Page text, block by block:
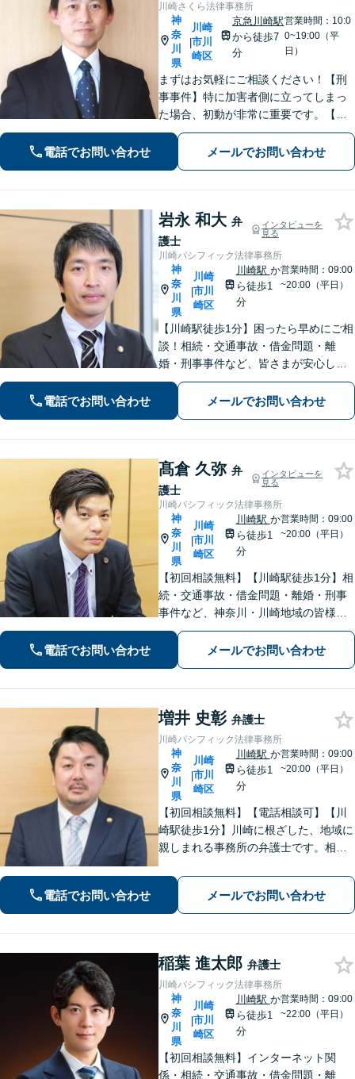
川崎さくら法律事務所
神
奈
川
県
|
川崎
市川
崎区
京急川崎駅
から徒歩7
分
営業時間：10:0
0~19:00（平
日）
まずはお気軽にご相談ください！【刑
事事件】特に加害者側に立ってしまっ
た場合、初動が非常に重要です。【借
金・債務整理】あなたに最適な債務整
理をご提案します。【離婚問題】協
議・調停、不貞慰謝料、財産分与、養
電話でお問い合わせ メールでお問い合わせ
岩永 和大 弁
護士
インタビューを
見る
川崎パシフィック法律事務所
神
奈
川
県
|
川崎
市川
崎区
川崎駅 か
ら徒歩1
分
営業時間：09:00
~20:00（平日）
【川崎駅徒歩1分】困ったら早めにご相
談！相続・交通事故・借金問題・離
婚・刑事事件など、皆さまが安心して
暮らせるように問題解決に尽力しま
す。【地元密着】クチコミ・リピータ
ーの方も多数。「こんなことで」と思
電話でお問い合わせ メールでお問い合わせ
髙倉 久弥 弁
護士
インタビューを
見る
川崎パシフィック法律事務所
神
奈
川
県
|
川崎
市川
崎区
川崎駅 か
ら徒歩1
分
営業時間：09:00
~20:00（平日）
【初回相談無料】【川崎駅徒歩1分】相
続・交通事故・借金問題・離婚・刑事
事件など、神奈川・川崎地域の皆様の
法律問題を解決すべく、親身になって
取り組みます。クチコミ・リピーター
の方も多数。お気軽にお問い合わせ下
電話でお問い合わせ メールでお問い合わせ
増井 史彰 弁護士
川崎パシフィック法律事務所
神
奈
川
県
|
川崎
市川
崎区
川崎駅 か
ら徒歩1
分
営業時間：09:00
~20:00（平日）
【初回相談無料】【電話相談可】【川
崎駅徒歩1分】川崎に根ざした、地域に
親しまれる事務所の弁護士です。相
って対応致します。クチコミ・リピー
ターの方多数。お気軽にご相談くださ
い。
電話でお問い合わせ メールでお問い合わせ
稲葉 進太郎 弁護士
川崎パシフィック法律事務所
神
奈
川
県
|
川崎
市川
崎区
川崎駅 か
ら徒歩1
分
営業時間：09:00
~22:00（平日）
【初回相談無料】インターネット関
係・相続・交通事故・借金問題・離